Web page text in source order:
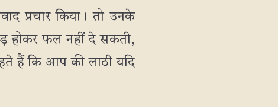
प्रचार किया। तो उनके
होकर फल नहीं दे सकती,
हैं कि आप की लाठी यदि